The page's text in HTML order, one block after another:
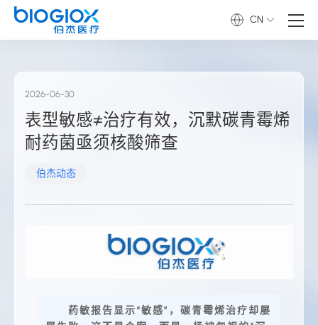
CN
2026-06-30
表型敏感≠治疗有效，沉默碳青霉烯
耐药菌亟须核酸筛查
伯杰动态
药敏报告显示“敏感”，碳青霉烯治疗却屡